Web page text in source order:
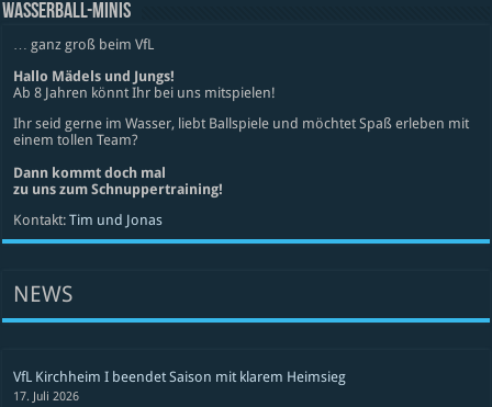
WASSERBALL-MINIS
… ganz groß beim VfL
Hallo Mädels und Jungs!
Ab 8 Jahren könnt Ihr bei uns mitspielen!
Ihr seid gerne im Wasser, liebt Ballspiele und möchtet Spaß erleben mit
einem tollen Team?
Dann kommt doch mal
zu uns zum Schnuppertraining!
Kontakt:Tim und Jonas
NEWS
VfL Kirchheim I beendet Saison mit klarem Heimsieg
17. Juli 2026